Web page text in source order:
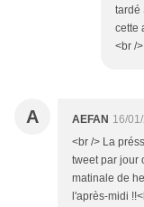
tardé
cette
<br />
A AEFAN 16/
<br /> La
tweet par jour
matinale de
l'après-midi